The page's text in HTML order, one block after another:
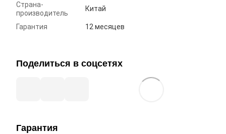
Страна-
производитель
Китай
Гарантия 12 месяцев
Поделиться в соцсетях
Гарантия